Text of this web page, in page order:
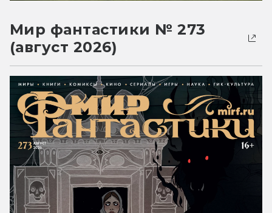
Мир фантастики № 273
(август 2026)